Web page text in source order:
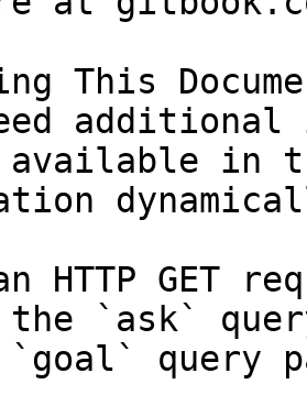
This
in
HTTP GET
the `ask`
query